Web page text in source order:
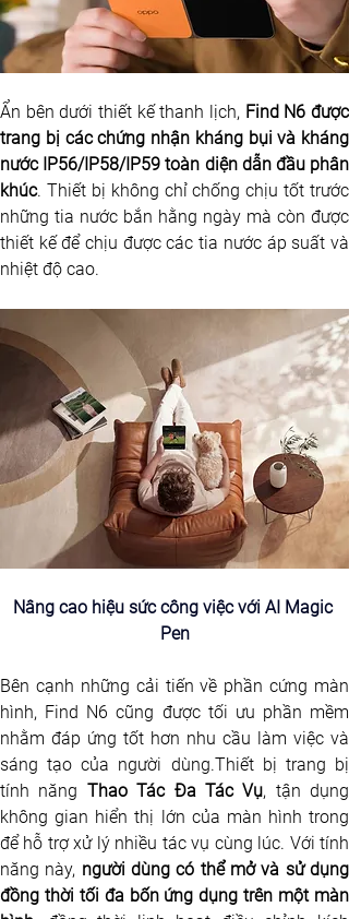
Ẩn bên dưới thiết kế thanh lịch, Find N6 được
trang bị các chứng nhận kháng bụi và kháng
nước IP56/IP58/IP59 toàn diện dẫn đầu phân
khúc. Thiết bị không chỉ chống chịu tốt trước
những tia nước bắn hằng ngày mà còn được
thiết kế để chịu được các tia nước áp suất và
nhiệt độ cao.
Nâng cao hiệu sức công việc với AI Magic
Pen
Bên cạnh những cải tiến về phần cứng màn
hình, Find N6 cũng được tối ưu phần mềm
nhằm đáp ứng tốt hơn nhu cầu làm việc và
sáng tạo của người dùng.Thiết bị trang bị
tính năng Thao Tác Đa Tác Vụ, tận dụng
không gian hiển thị lớn của màn hình trong
để hỗ trợ xử lý nhiều tác vụ cùng lúc. Với tính
năng này, người dùng có thể mở và sử dụng
đồng thời tối đa bốn ứng dụng trên một màn